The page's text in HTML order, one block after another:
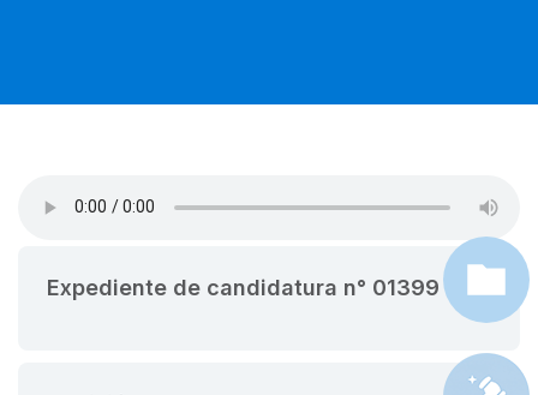
Expediente de candidatura n° 01399